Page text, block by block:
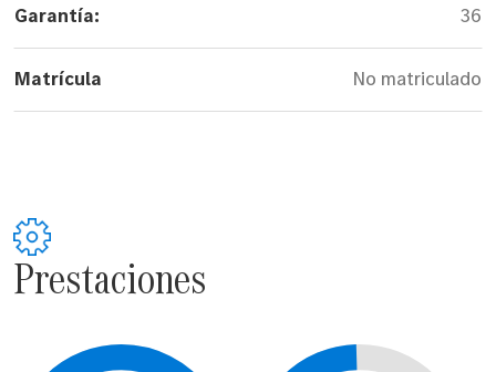
Garantía: 36
Matrícula No matriculado
Prestaciones